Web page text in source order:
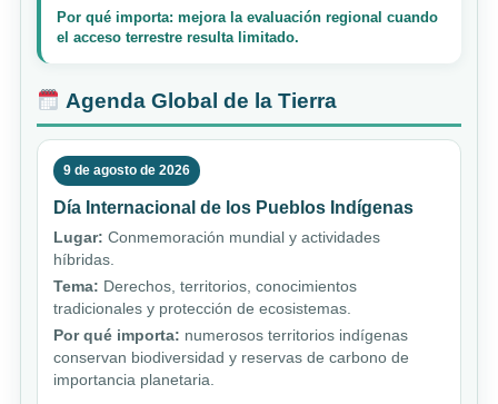
Por qué importa: mejora la evaluación regional cuando
el acceso terrestre resulta limitado.
Agenda Global de la Tierra
9 de agosto de 2026
Día Internacional de los Pueblos Indígenas
Lugar: Conmemoración mundial y actividades
híbridas.
Tema: Derechos, territorios, conocimientos
tradicionales y protección de ecosistemas.
Por qué importa: numerosos territorios indígenas
conservan biodiversidad y reservas de carbono de
importancia planetaria.